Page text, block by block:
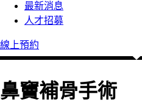
最新消息
人才招募
線上預約
鼻竇補骨手術